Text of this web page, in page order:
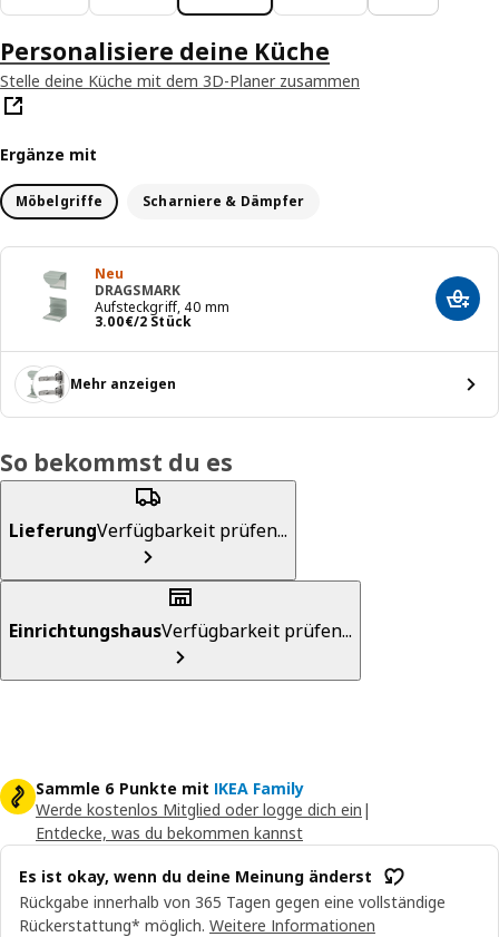
Personalisiere deine Küche
Stelle deine Küche mit dem 3D-Planer zusammen
Ergänze mit
Möbelgriffe Scharniere & Dämpfer
Neu
DRAGSMARK
Aufsteckgriff, 40 mm
3.00€/2 Stück
Preis 3.00€/2 Stück
In
Mehr anzeigen
So bekommst du es
LieferungVerfügbarkeit prüfen...
EinrichtungshausVerfügbarkeit prüfen...
Sammle 6 Punkte mit IKEA Family
Werde kostenlos Mitglied oder logge dich ein |
Entdecke, was du bekommen kannst
Es ist okay, wenn du deine Meinung änderst
Rückgabe innerhalb von 365 Tagen gegen eine vollständige
Rückerstattung* möglich. Weitere Informationen